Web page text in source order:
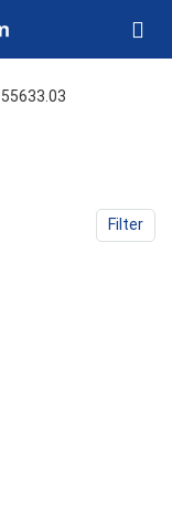
‎55633.03
Filter